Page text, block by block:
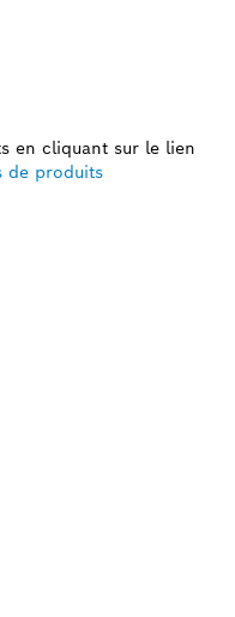
en cliquant sur le lien
de produits